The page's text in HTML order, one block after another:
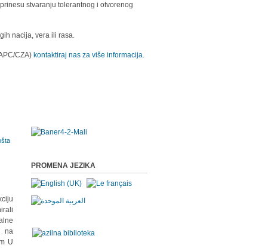
stvaranju tolerantnog i otvorenog
nacija, vera ili rasa.
CZA) kontaktiraj nas za više informacija.
na
U
PROMENA JEZIKA